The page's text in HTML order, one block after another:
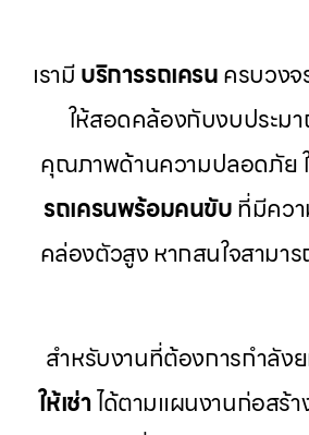
เรามีบริการรถเครนครบวง
ให้สอดคล้องกับงบประม
คุณภาพด้านความปลอดภัย
รถเครนพร้อมคนขับที่มีคว
คล่องตัวสูง หากสนใจสามา
สำหรับงานที่ต้องการกำลัง
ให้เช่าได้ตามแผนงานก่อสร้